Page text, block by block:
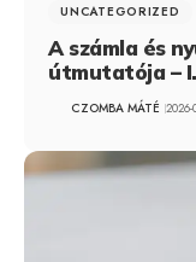
UNCATEGORIZED
A számla és
útmutatója –
CZOMBA MÁTÉ 2026-